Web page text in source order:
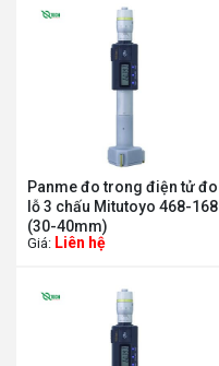
Panme đo trong điện tử đo
lỗ 3 chấu Mitutoyo 468-168
(30-40mm)
Giá: Liên hệ